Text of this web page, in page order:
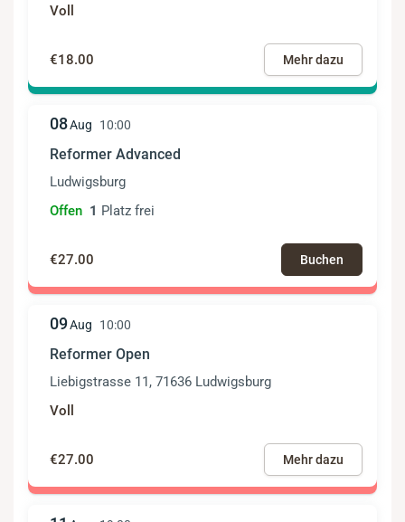
Voll
€18.00 Mehr dazu
08Aug 10:00
Reformer Advanced
Ludwigsburg
Offen 1 Platz frei
€27.00 Buchen
09Aug 10:00
Reformer Open
Liebigstrasse 11, 71636 Ludwigsburg
Voll
€27.00 Mehr dazu